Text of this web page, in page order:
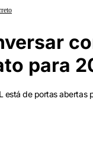
para
está de portas abertas